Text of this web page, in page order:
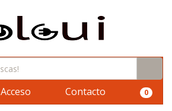
Acceso Contacto 0